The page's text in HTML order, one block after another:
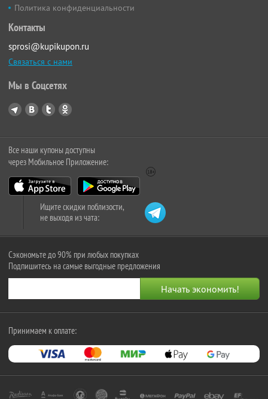
Политика конфиденциальности
Контакты
sprosi@kupikupon.ru
Связаться с нами
Мы в Соцсетях
Все наши купоны доступны
через Мобильное Приложение:
Ищите скидки поблизости,
не выходя из чата:
Сэкономьте до 90% при любых покупках
Подпишитесь на самые выгодные предложения
Принимаем к оплате: